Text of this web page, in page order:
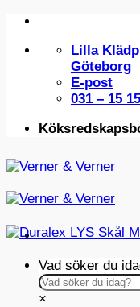
Skip
content
Lilla
Göteborg
E-post
031 – 15
Vad söker du
×